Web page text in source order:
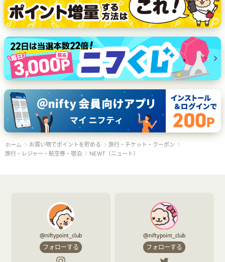
ホーム お買い物でポイントを貯める
旅行・チケット・クーポン
旅行・レジャー・航空券・宿泊
NEWT（ニュート）
@niftypoint_club
フォローする
@niftypoint_club
フォローする